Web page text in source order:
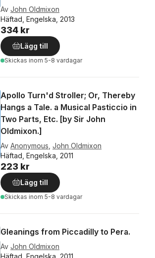
Av John Oldmixon
Häftad, Engelska, 2013
334 kr
Lägg till
Skickas inom 5-8 vardagar
Apollo Turn'd Stroller; Or, Thereby
Hangs a Tale. a Musical Pasticcio in
Two Parts, Etc. [by Sir John
Oldmixon.]
Av Anonymous John Oldmixon
Häftad, Engelska, 2011
223 kr
Lägg till
Skickas inom 5-8 vardagar
Gleanings from Piccadilly to Pera.
Av John Oldmixon
Häftad, Engelska, 2011